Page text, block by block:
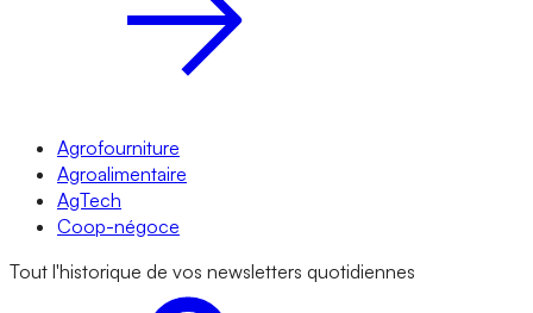
Agrofourniture
Agroalimentaire
AgTech
Coop-négoce
Tout l'historique de vos newsletters quotidiennes